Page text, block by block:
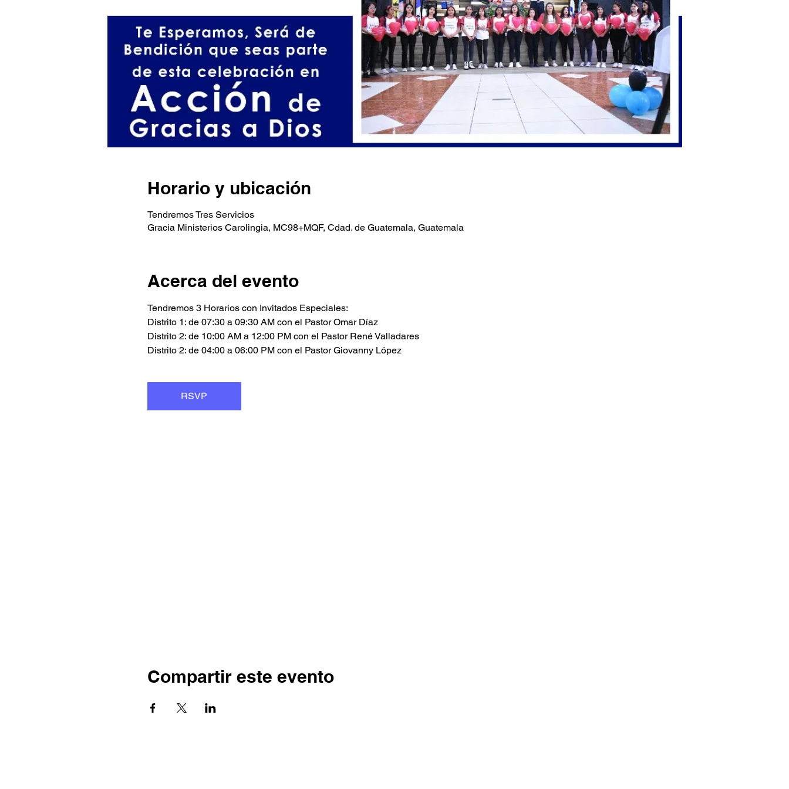
Horario y ubicación
Tendremos Tres Servicios
Gracia Ministerios Carolingia, MC98+MQF, Cdad. de Guatemala, Guatemala
Acerca del evento
Tendremos 3 Horarios con Invitados Especiales:
Distrito 1: de 07:30 a 09:30 AM con el Pastor Omar Díaz
Distrito 2: de 10:00 AM a 12:00 PM con el Pastor René Valladares
Distrito 2: de 04:00 a 06:00 PM con el Pastor Giovanny López
RSVP
Compartir este evento